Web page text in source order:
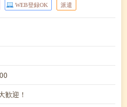
WEB登録OK 派遣
歓迎！